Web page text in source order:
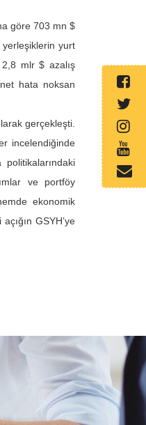
göre 703 mn $
yerleşiklerin yurt
mlr $ azalış
hata noksan
gerçekleşti.
incelendiğinde
ve portföy
ekonomik
GSYH’ye